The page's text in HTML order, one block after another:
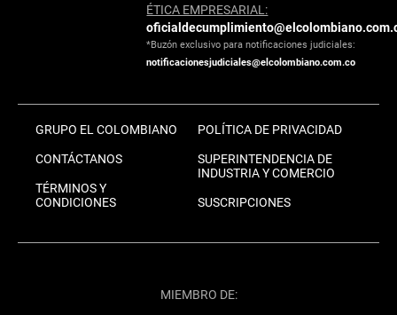
ÉTICA EMPRESARIAL:
*Buzón exclusivo para notificaciones judiciales:
notificacionesjudiciales@elcolombiano.com.co
GRUPO EL COLOMBIANO
CONTÁCTANOS
TÉRMINOS Y
CONDICIONES
POLÍTICA DE PRIVACIDAD
SUPERINTENDENCIA DE
INDUSTRIA Y COMERCIO
SUSCRIPCIONES
MIEMBRO DE: